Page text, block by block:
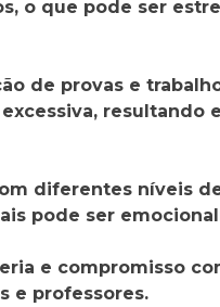
o que pode ser
de provas e
resultando
diferentes níveis
pode ser
e compromisso
e professores.